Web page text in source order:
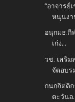
“อาจารย์
หนุนงา
อนุกมธ.กี
เก่ง...
วช. เสริ
จัดอบร
กนกกิตติ
ตะวันอ